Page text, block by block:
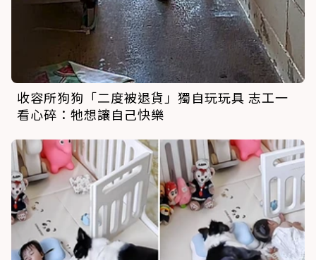
收容所狗狗「二度被退貨」獨自玩玩具 志工一
看心碎：牠想讓自己快樂